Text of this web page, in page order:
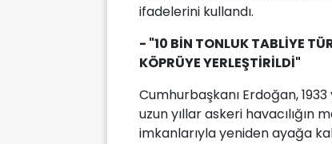
ifadelerini kullandı.
- "10 BİN TONLUK TABLİYE
KÖPRÜYE YERLEŞTİRİLDİ"
Cumhurbaşkanı Erdoğan,
uzun yıllar askeri havacılığın
imkanlarıyla yeniden ayağa